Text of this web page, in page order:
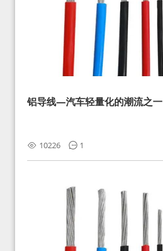
铝导线—汽车轻量化的潮流之一
10226 1